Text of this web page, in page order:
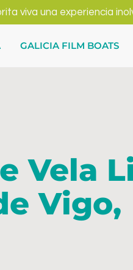
viva una experiencia
GALICIA FILM BOATS
Vela
Vigo,